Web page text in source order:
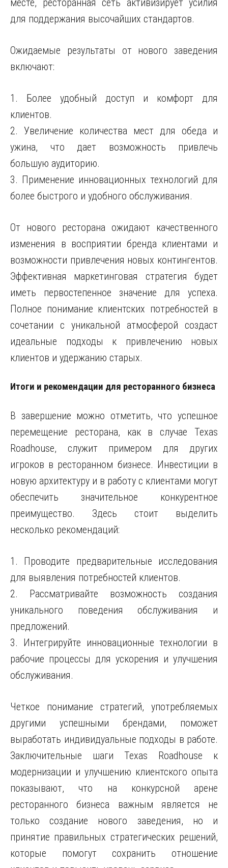
месте, ресторанная сеть активизирует усилия
для поддержания высочайших стандартов.
Ожидаемые результаты от нового заведения
включают:
1. Более удобный доступ и комфорт для
клиентов.
2. Увеличение количества мест для обеда и
ужина, что дает возможность привлечь
большую аудиторию.
3. Применение инновационных технологий для
более быстрого и удобного обслуживания.
От нового ресторана ожидают качественного
изменения в восприятии бренда клиентами и
возможности привлечения новых контингентов.
Эффективная маркетинговая стратегия будет
иметь первостепенное значение для успеха.
Полное понимание клиентских потребностей в
сочетании с уникальной атмосферой создаст
идеальные подходы к привлечению новых
клиентов и удержанию старых.
Итоги и рекомендации для ресторанного бизнеса
В завершение можно отметить, что успешное
перемещение ресторана, как в случае Texas
Roadhouse, служит примером для других
игроков в ресторанном бизнесе. Инвестиции в
новую архитектуру и в работу с клиентами могут
обеспечить значительное конкурентное
преимущество. Здесь стоит выделить
несколько рекомендаций:
1. Проводите предварительные исследования
для выявления потребностей клиентов.
2. Рассматривайте возможность создания
уникального поведения обслуживания и
предложений.
3. Интегрируйте инновационные технологии в
рабочие процессы для ускорения и улучшения
обслуживания.
Четкое понимание стратегий, употребляемых
другими успешными брендами, поможет
выработать индивидуальные подходы в работе.
Заключительные шаги Texas Roadhouse к
модернизации и улучшению клиентского опыта
показывают, что на конкурсной арене
ресторанного бизнеса важным является не
только создание нового заведения, но и
принятие правильных стратегических решений,
которые помогут сохранить отношение